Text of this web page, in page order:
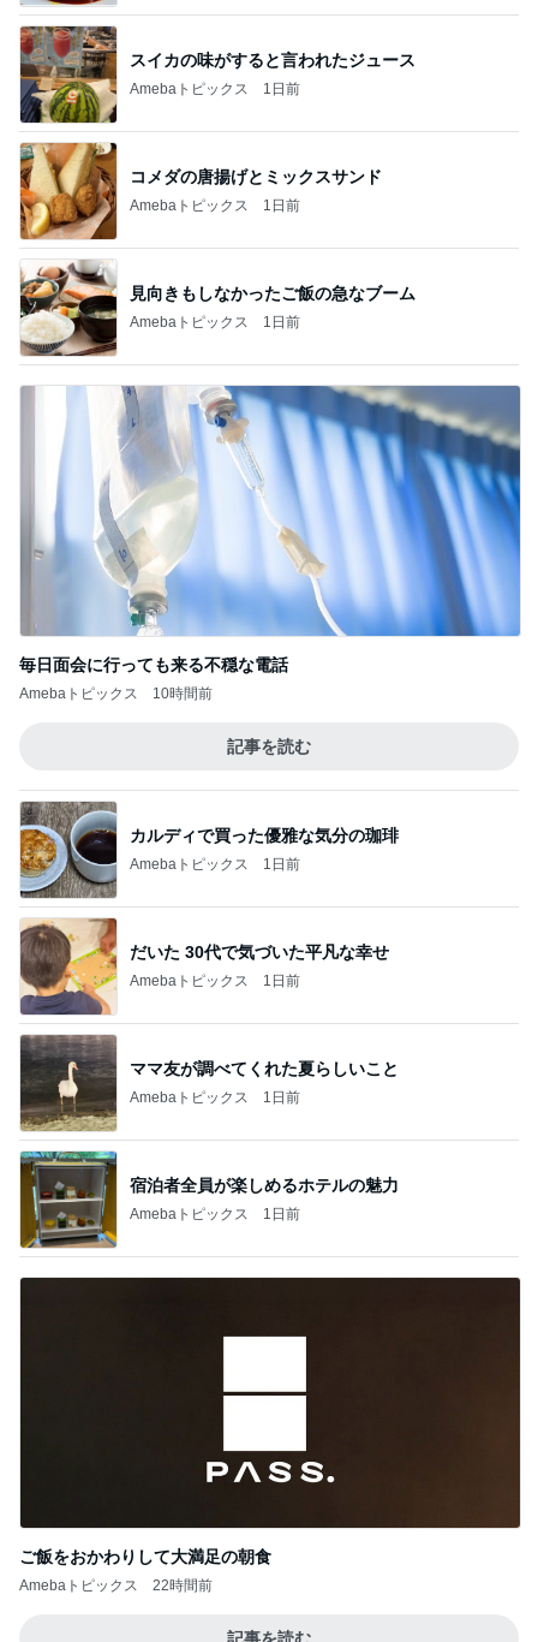
スイカの味がすると言われたジュース
Amebaトピックス 1日前
コメダの唐揚げとミックスサンド
Amebaトピックス 1日前
見向きもしなかったご飯の急なブーム
Amebaトピックス 1日前
毎日面会に行っても来る不穏な電話
Amebaトピックス 10時間前
記事を読む
カルディで買った優雅な気分の珈琲
Amebaトピックス 1日前
だいた 30代で気づいた平凡な幸せ
Amebaトピックス 1日前
ママ友が調べてくれた夏らしいこと
Amebaトピックス 1日前
宿泊者全員が楽しめるホテルの魅力
Amebaトピックス 1日前
ご飯をおかわりして大満足の朝食
Amebaトピックス 22時間前